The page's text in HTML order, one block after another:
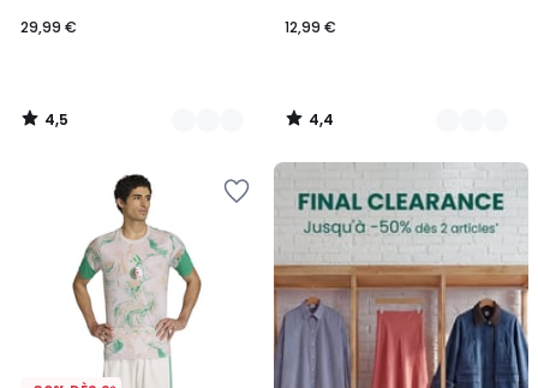
29,99 €
4,5
/
12,99 €
4,4
/
FINAL
CLEARANCE